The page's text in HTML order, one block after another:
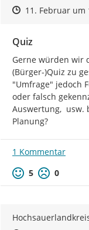
Zeitpunkt des
Zeitpunkt des
11. Februar um
Quiz
Gerne würden wir
(Bürger-)Quiz zu
"Umfrage" jedoch
oder falsch
Auswertung,  usw.
Planung?
1 Kommentar
5
0